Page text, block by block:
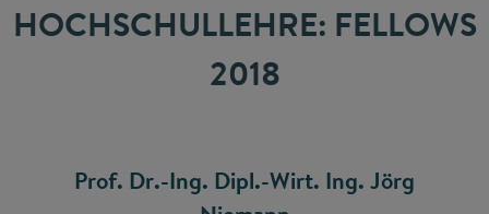
HOCHSCHULLEHRE: FELLOWS
2018
Prof. Dr.-Ing. Dipl.-Wirt. Ing. Jörg